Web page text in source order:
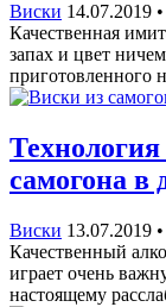
Виски 14.07.2019 •
Качественная
запах и цвет
приготовленного
самогона в
Виски 13.07.2019 •
Качественный
играет очень
настоящему